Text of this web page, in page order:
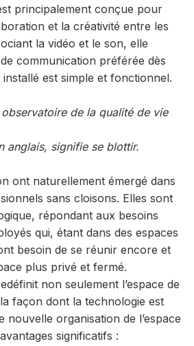
principalement conçue pour
et la créativité entre les
la vidéo et le son, elle
communication préférée dès
est simple et fonctionnel.
de la qualité de vie
anglais, signifie se blottir.
ont naturellement émergé dans
sans cloisons. Elles sont
répondant aux besoins
qui, étant dans des espaces
besoin de se réunir encore et
plus privé et fermé.
non seulement l’espace de
façon dont la technologie est
nouvelle organisation de l’espace
significatifs :